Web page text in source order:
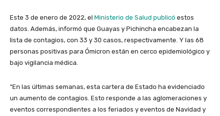
Este 3 de enero de 2022, el Ministerio de Salud publicó estos
datos. Además, informó que Guayas y Pichincha encabezan la
lista de contagios, con 33 y 30 casos, respectivamente. Y las 68
personas positivas para Ómicron están en cerco epidemiológico y
bajo vigilancia médica.
“En las últimas semanas, esta cartera de Estado ha evidenciado
un aumento de contagios. Esto responde a las aglomeraciones y
eventos correspondientes a los feriados y eventos de Navidad y